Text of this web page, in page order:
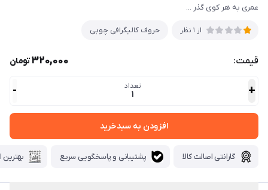
عمری به هر کوی گذر ...
از 1 نظر حروف کالیگرافی چوبی
قیمت: 320,000تومان
+ تعداد
1
-
افزودن به سبدخرید
گارانتی اصالت کالا پشتیبانی و پاسخگویی سریع بهترین